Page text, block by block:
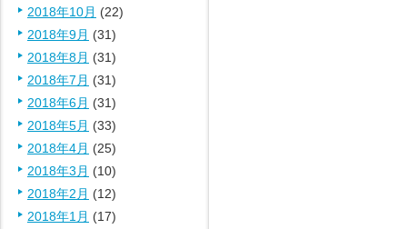
2018年10月 (22)
2018年9月 (31)
2018年8月 (31)
2018年7月 (31)
2018年6月 (31)
2018年5月 (33)
2018年4月 (25)
2018年3月 (10)
2018年2月 (12)
2018年1月 (17)